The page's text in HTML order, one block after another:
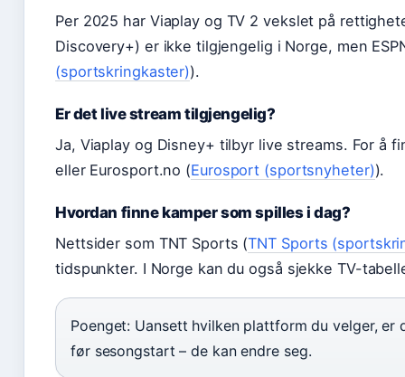
Per 2025 har Viaplay og TV 2 vekslet på
Discovery+) er ikke tilgjengelig i Norge, men
(sportskringkaster)).
Er det live stream tilgjengelig?
Ja, Viaplay og Disney+ tilbyr live streams. For å
eller Eurosport.no (Eurosport (sportsnyheter)).
Hvordan finne kamper som spilles i dag?
Nettsider som TNT Sports (TNT Sports
tidspunkter. I Norge kan du også sjekke TV-
Poenget: Uansett hvilken plattform du velger,
før sesongstart – de kan endre seg.